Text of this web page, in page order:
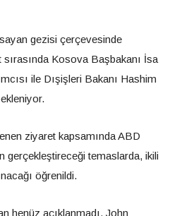
gezisi çerçevesinde
Kosova Başbakanı İsa
ile Dışişleri Bakanı Hashim
ziyaret kapsamında ABD
gerçekleştireceği temaslarda, ikili
öğrenildi.
henüz açıklanmadı. John